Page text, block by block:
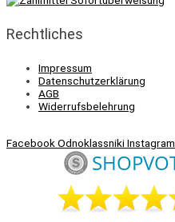
Rechtliches
Impressum
Datenschutzerklärung
AGB
Widerrufsbelehrung
FacebookOdnoklassnikiInstagram